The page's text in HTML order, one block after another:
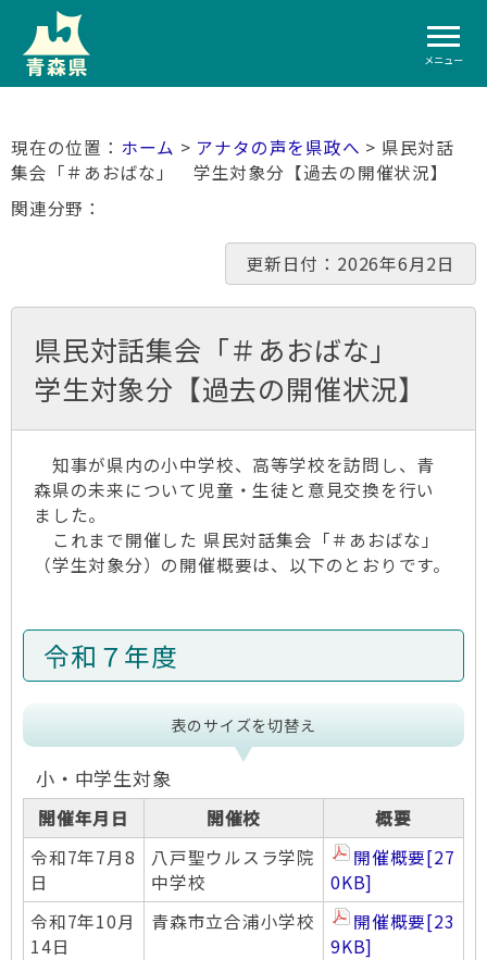
メニュー
ホーム > アナタの声を県政へ > 県民対話
集会「＃あおばな」 学生対象分【過去の開催状況】
関連分野
更新日付：2026年6月2日
県民対話集会「＃あおばな」
学生対象分【過去の開催状況】
知事が県内の小中学校、高等学校を訪問し、青
森県の未来について児童・生徒と意見交換を行い
ました。
これまで開催した 県民対話集会「＃あおばな」
（学生対象分）の開催概要は、以下のとおりです。
令和７年度
表のサイズを切替え
小・中学生対象
開催年月日 開催校
概要
令和7年7月8
日
八戸聖ウルスラ学院
中学校
開催概要[27
0KB]
令和7年10月
14日
青森市立合浦小学校 開催概要[23
9KB]